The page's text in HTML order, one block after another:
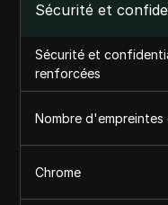
Sécurité et
Sécurité et
renforcées
Nombre d'empreintes
Chrome